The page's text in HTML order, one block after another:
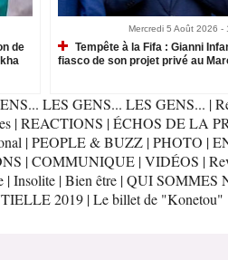
de
Mercredi 5 Août 2026 -
Tempête à la Fifa : Gianni
fiasco de son projet privé au
LES GENS... LES GENS... |
|REACTIONS |ÉCHOS DE LA
|PEOPLE & BUZZ |PHOTO |
|COMMUNIQUE |VIDÉOS |
|Insolite |Bien être |QUI SOMMES
2019 |Le billet de "Konetou"